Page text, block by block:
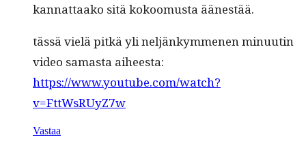
kan­nat­taako sitä kokoomus­ta äänestää.
tässä vielä pitkä yli neljänkymme­nen min­uutin
video samas­ta aiheesta:
https://www.youtube.com/watch?
v=FttWsRUyZ7w
Vastaa